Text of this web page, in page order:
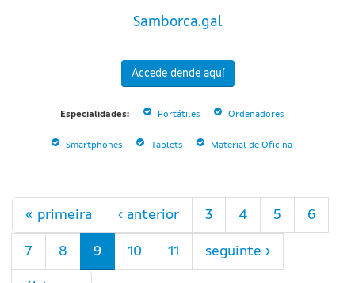
Samborca.gal
Accede dende aquí
Especialidades: Portátiles Ordenadores
Smartphones Tablets Material de Oficina
Páxinas
« primeira ‹ anterior 3 4 5 6
7 8 9 10 11 seguinte ›